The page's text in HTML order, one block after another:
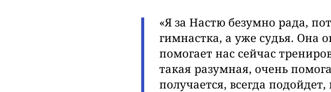
«Я за Настю безумно рада,
гимнастка, а уже судья. Она
помогает нас сейчас
такая разумная, очень
получается, всегда подойдет,